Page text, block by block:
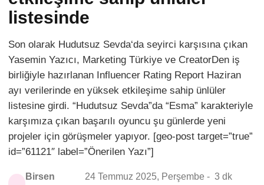
listesinde
Son olarak Hudutsuz Sevda‘da seyirci karşısına çıkan
Yasemin Yazıcı, Marketing Türkiye ve CreatorDen iş
birliğiyle hazırlanan Influencer Rating Report Haziran
ayı verilerinde en yüksek etkileşime sahip ünlüler
listesine girdi. “Hudutsuz Sevda”da “Esma” karakteriyle
karşımıza çıkan başarılı oyuncu şu günlerde yeni
projeler için görüşmeler yapıyor. [geo-post target=”true”
id=”61121″ label=”Önerilen Yazı”]
Birsen
24 Temmuz 2025, Perşembe - 3 dk